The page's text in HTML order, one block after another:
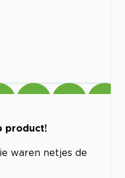
product!
waren netjes de